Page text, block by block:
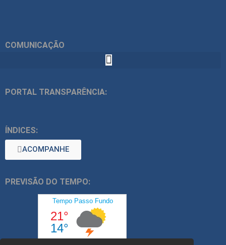
COMUNICAÇÃO
PORTAL TRANSPARÊNCIA:
ÍNDICES:
ACOMPANHE
PREVISÃO DO TEMPO: